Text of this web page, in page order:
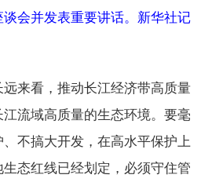
会并发表重要讲话。新华社记
来看，推动长江经济带高质量
流域高质量的生态环境。要毫
不搞大开发，在高水平保护上
态红线已经划定，必须守住管